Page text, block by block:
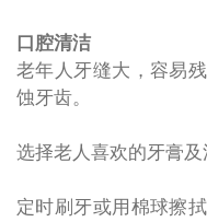
口腔清洁
老年人牙缝大，容易
蚀牙齿。
选择老人喜欢的牙膏及
定时刷牙或用棉球擦